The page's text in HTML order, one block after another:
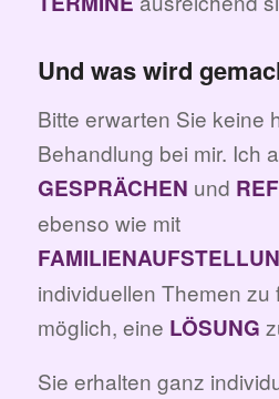
Und was wird
Bitte erwarten Sie keine
Behandlung bei mir. Ich
GESPRÄCHEN und
ebenso wie mit
individuellen Themen zu
möglich, eine LÖSUNG
Sie erhalten ganz